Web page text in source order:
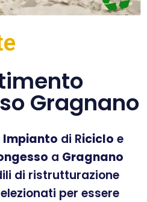
Gragnano
Impianto di Riciclo e
a Gragnano
di ristrutturazione
per essere